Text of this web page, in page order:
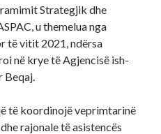
Strategjik dhe
u themelua nga
të vitit 2021, ndërsa
në krye të Agjencisë ish-
Beqaj.
të koordinojë veprimtarinë
rajonale të asistencës